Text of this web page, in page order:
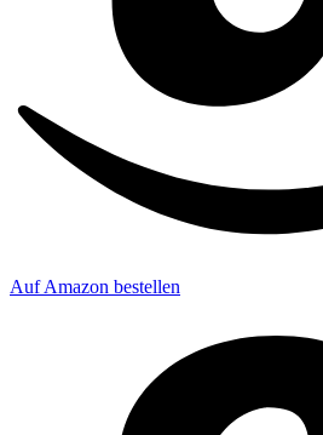
Auf Amazon bestellen